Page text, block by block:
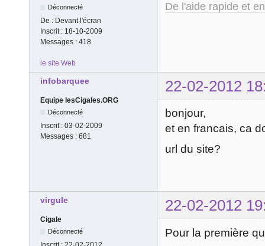
Déconnecté
De : Devant l'écran
Inscrit : 18-10-2009
Messages : 418
De l'aide rapide et
le site Web
infobarquee 22-02-2012
Equipe lesCigales.ORG
Déconnecté
Inscrit : 03-02-2009
Messages : 681
bonjour,
et en francais, ca
url du site?
virgule 22-02-2012
Cigale
Déconnecté
Pour la première